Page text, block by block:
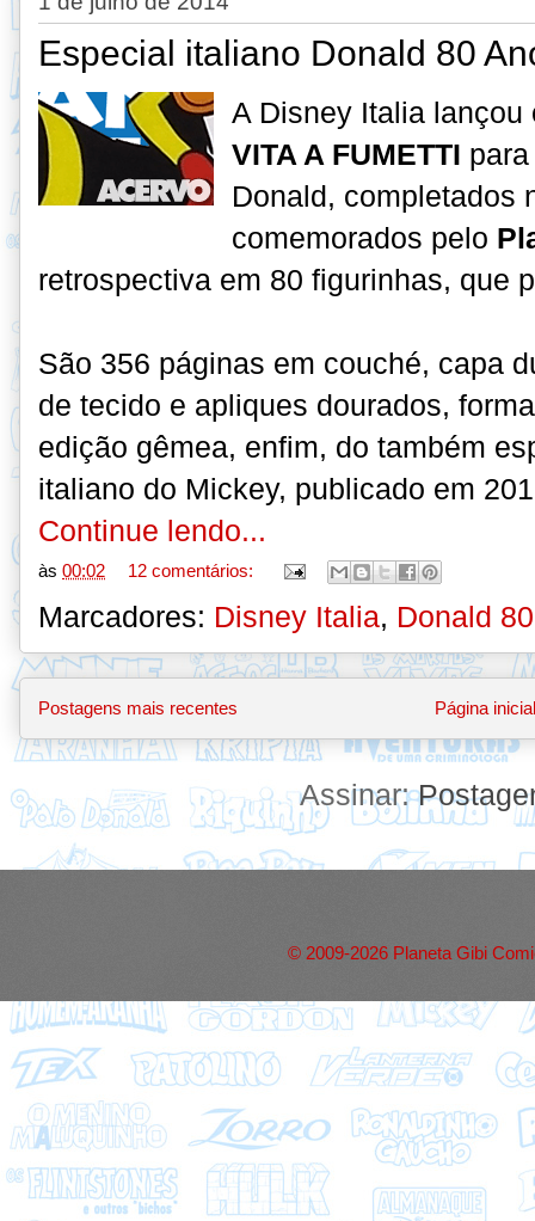
Especial italiano Donald 80
A Disney Italia
VITA A FUMETTI
Donald, completados
comemorados pelo
retrospectiva em 80 figurinhas, que
São 356 páginas em couché, capa
de tecido e apliques dourados,
edição gêmea, enfim, do também
italiano do Mickey, publicado em
Continue lendo...
às 00:02 12 comentários:
Marcadores: Disney Italia, Donald 80
Postagens mais recentes Página inicial
Assinar:
© 2009-2026 Planeta Gibi